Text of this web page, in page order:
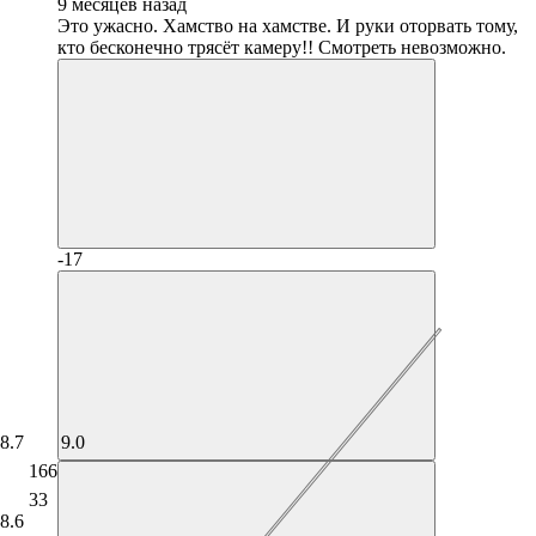
8.7
9.0
166
33
8.6
Это ужасно. Хамство на хамстве. И руки оторвать тому,
кто бесконечно трясёт камеру!! Смотреть невозможно.
-17